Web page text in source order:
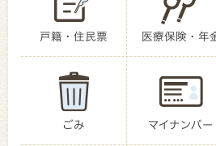
戸籍・住民票 医療保険・年
ごみ マイナンバー